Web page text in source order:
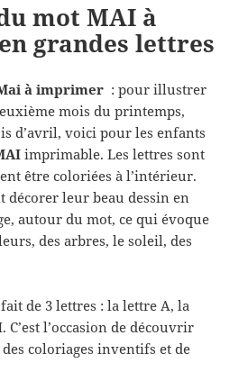
mot MAI à
grandes lettres
à imprimer : pour illustrer
mois du printemps,
d’avril, voici pour les enfants
imprimable. Les lettres sont
être coloriées à l’intérieur.
décorer leur beau dessin en
autour du mot, ce qui évoque
des arbres, le soleil, des
de 3 lettres : la lettre A, la
l’occasion de découvrir
coloriages inventifs et de